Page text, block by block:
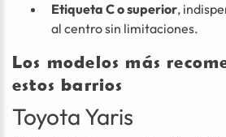
Etiqueta C o superior,
al centro sin limitaciones.
Los modelos más
estos barrios
Toyota Yaris